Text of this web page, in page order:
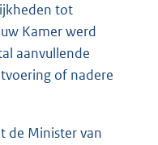
tot
Kamer werd
aanvullende
of nadere
de Minister van